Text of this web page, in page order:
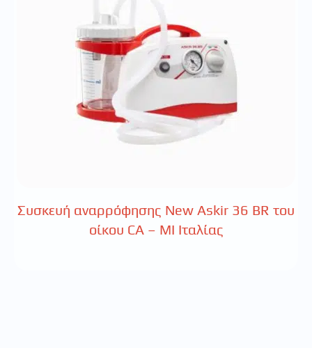
Συσκευή αναρρόφησης New Askir 36 BR του
οίκου CA – MI Ιταλίας